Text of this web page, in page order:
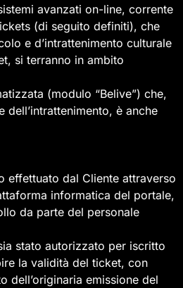
avanzati on-line, corrente
(di seguito definiti), che
e d’intrattenimento culturale
si terranno in ambito
(modulo “Belive”) che,
è anche
effettuato dal Cliente attraverso
informatica del portale,
da parte del personale
stato autorizzato per iscritto
la validità del ticket, con
dell’originaria emissione del